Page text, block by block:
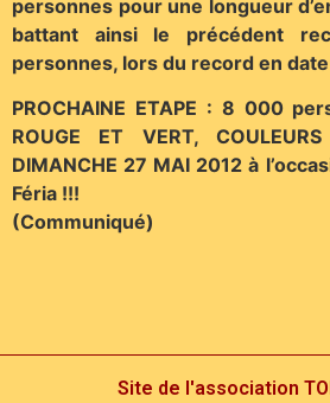
personnes pour une longueur
battant ainsi le précédent
personnes, lors du record en
PROCHAINE ETAPE : 8 000
ROUGE ET VERT,
DIMANCHE 27 MAI 2012 à
Féria !!!
(Communiqué)
Site de l'association